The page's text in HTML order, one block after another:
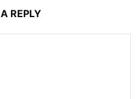
REPLY